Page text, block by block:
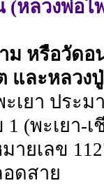
หลวงพ่อไ
ม หรือวัด
และหลวง
เยา ประ
(พะเยา-
ายเลข
ดสาย